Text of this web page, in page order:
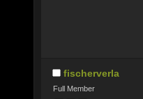
fischerverla
Full Member